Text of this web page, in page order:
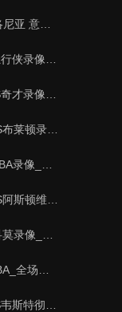
像_全场
_全场录像
_全场录像
_高清录像
录像【
录像_高清
像【全
【视频
尼克斯 NB